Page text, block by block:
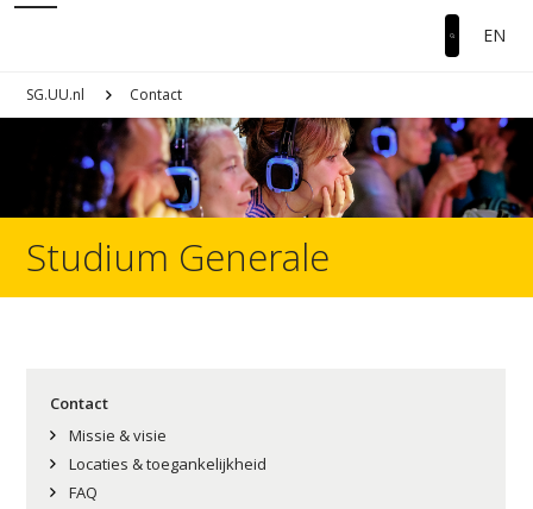
EN
SG.UU.nl Contact
Studium Generale
Contact
Missie & visie
Locaties & toegankelijkheid
FAQ